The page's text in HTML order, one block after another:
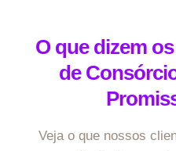
O que dizem
de
Veja o que nossos